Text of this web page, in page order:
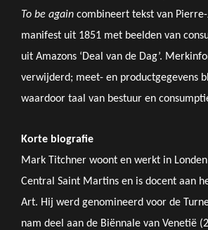
To be again combineert tekst van Pierre-
manifest uit 1851 met beelden van
uit Amazons ‘Deal van de Dag’.
verwijderd; meet- en productgegevens
waardoor taal van bestuur en
Korte biografie
Mark Titchner woont en werkt in
Central Saint Martins en is docent aan
Art. Hij werd genomineerd voor de
nam deel aan de Biënnale van Venetië